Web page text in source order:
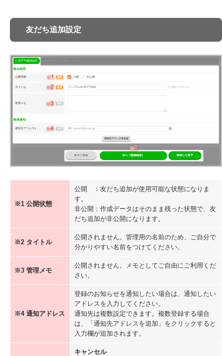
友だち追加設定
※1 公開状態
公開 ：友だち追加が使用可能な状態になりま
す。
非公開：作成データはそのまま残った状態で、友
だち追加が非公開になります。
※2 タイトル
公開されません。管理用の名前のため、ご自分で
分かりやすい名前をつけてください。
※3 管理メモ
公開されません。メモとしてご自由にご利用くだ
さい。
※4 通知アドレス
登録のお知らせを通知したい場合は、通知したい
アドレスを入力してください。
通知先は複数設定できます。複数登録する場合
は、「通知先アドレスを追加」をクリックすると
入力欄が追加されます。
キャンセル
専用ドメイン
専用ドメインの追加
追加 / 編集 / 削除
外部連携
転送設定
専用ドメインメールアドレスの送受信
配信プラン
超過配信設定について
顧客データベース設定
顧客データベース
シナリオ構築
グループ作成 / 編集
読者専用サイト
新規作成 / 一覧
ページ編集
グループ作成 / 編集
LINEリッチメニュー
LINEリッチメニュー概要 / アクションの種類
保存リッチアクション
新規作成 / 編集
グループ作成 / 編集
保存分岐タブ